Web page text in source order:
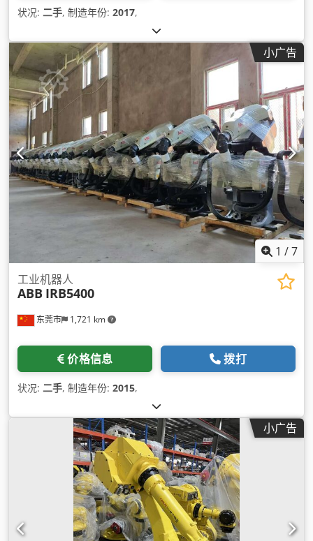
状况: 二手, 制造年份: 2017,
小广告
1 /7
东莞市 1,721 km
工业机器人
ABB IRB5400
价格信息 拨打
状况: 二手, 制造年份: 2015,
小广告